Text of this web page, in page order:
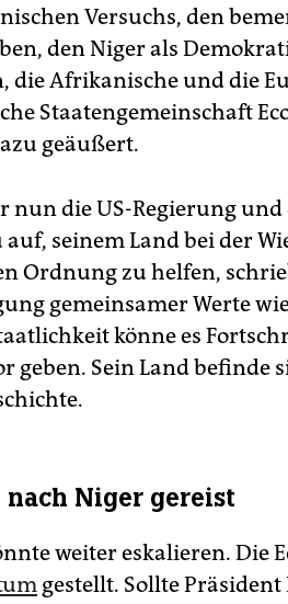
Versuchs, den
den Niger als
die Afrikanische und die
Staatengemeinschaft
geäußert.
nun die US-Regierung und
seinem Land bei der
Ordnung zu helfen,
gemeinsamer Werte
könne es
geben. Sein Land befinde
nach Niger gereist
weiter eskalieren. Die
gestellt. Sollte